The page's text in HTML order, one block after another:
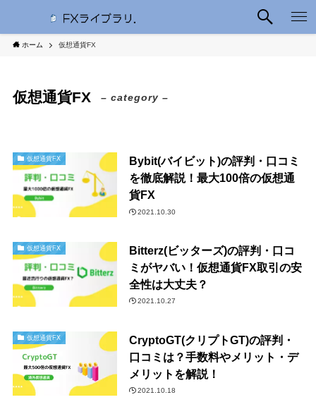
ホーム 仮想通貨FX
仮想通貨FX – category –
仮想通貨FX
Bybit(バイビット)の評判・口コミ
を徹底解説！最大100倍の仮想通
貨FX
2021.10.30
仮想通貨FX
Bitterz(ビッターズ)の評判・口コ
ミがヤバい！仮想通貨FX取引の安
全性は大丈夫？
2021.10.27
仮想通貨FX
CryptoGT(クリプトGT)の評判・
口コミは？手数料やメリット・デ
メリットを解説！
2021.10.18